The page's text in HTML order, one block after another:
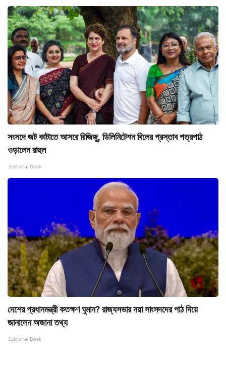
সংসদে জট কাটাতে আসরে রিজিজু, ডিলিমিটেশন বিলের প্রস্তাব পত্রপাঠ
ওড়ালেন রাহুল
Editorial Desk
দেশের প্রধানমন্ত্রী কতক্ষণ ঘুমান? রাজ্যসভার নয়া সাংসদদের পাঠ দিয়ে
জানালেন অজানা তথ্য
Editorial Desk